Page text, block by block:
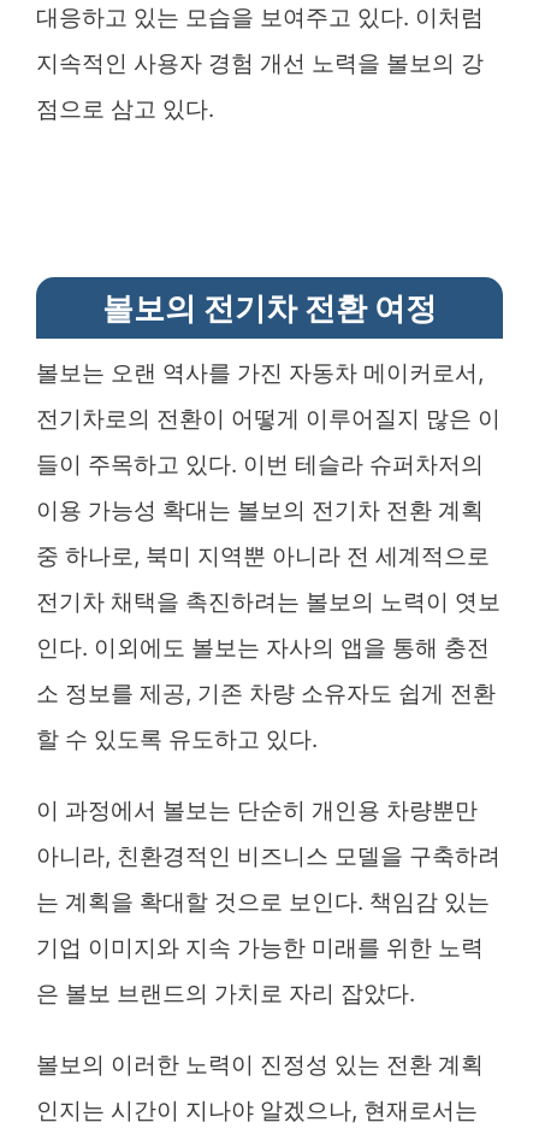
대응하고 있는 모습을 보여주고 있다. 이처럼
지속적인 사용자 경험 개선 노력을 볼보의 강
점으로 삼고 있다.
볼보의 전기차 전환 여정
볼보는 오랜 역사를 가진 자동차 메이커로서,
전기차로의 전환이 어떻게 이루어질지 많은 이
들이 주목하고 있다. 이번 테슬라 슈퍼차저의
이용 가능성 확대는 볼보의 전기차 전환 계획
중 하나로, 북미 지역뿐 아니라 전 세계적으로
전기차 채택을 촉진하려는 볼보의 노력이 엿보
인다. 이외에도 볼보는 자사의 앱을 통해 충전
소 정보를 제공, 기존 차량 소유자도 쉽게 전환
할 수 있도록 유도하고 있다.
이 과정에서 볼보는 단순히 개인용 차량뿐만
아니라, 친환경적인 비즈니스 모델을 구축하려
는 계획을 확대할 것으로 보인다. 책임감 있는
기업 이미지와 지속 가능한 미래를 위한 노력
은 볼보 브랜드의 가치로 자리 잡았다.
볼보의 이러한 노력이 진정성 있는 전환 계획
인지는 시간이 지나야 알겠으나, 현재로서는